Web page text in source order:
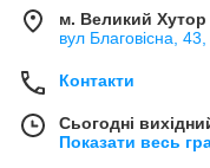
м. Великий Хутор
вул Благовісна,
Контакти
Сьогодні
Показати весь